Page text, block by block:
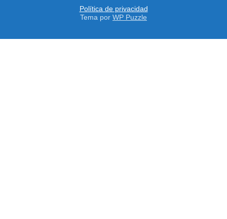
Política de privacidad
Tema por WP Puzzle